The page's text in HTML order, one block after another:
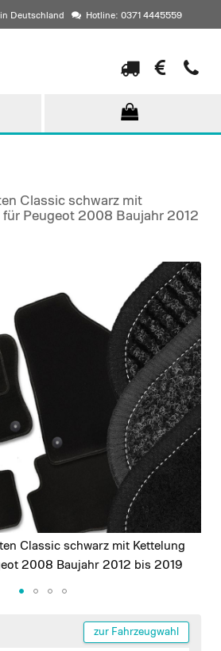
Deutschland Hotline: 0371 4445559
Classic schwarz mit
für Peugeot 2008 Baujahr 2012
Classic schwarz mit Kettelung
2008 Baujahr 2012 bis 2019
zur Fahrzeugwahl